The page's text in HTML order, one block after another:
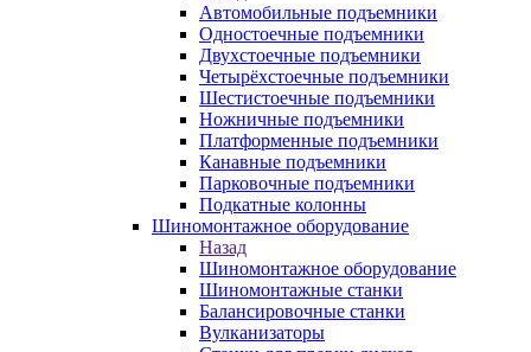
Автомобильные подъемники
Одностоечные подъемники
Двухстоечные подъемники
Четырёхстоечные подъемники
Шестистоечные подъемники
Ножничные подъемники
Платформенные подъемники
Канавные подъемники
Парковочные подъемники
Подкатные колонны
Шиномонтажное оборудование
Назад
Шиномонтажное оборудование
Шиномонтажные станки
Балансировочные станки
Вулканизаторы